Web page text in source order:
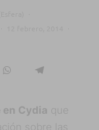
Cydia que
sobre las